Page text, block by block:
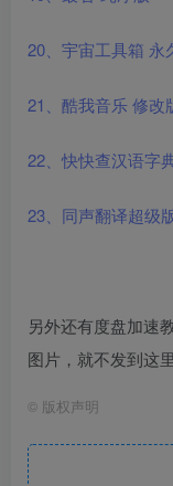
20、宇宙工具箱 永
21、酷我音乐 修改
22、快快查汉语字
23、同声翻译超级
另外还有度盘加速
图片，就不发到这
© 版权声明